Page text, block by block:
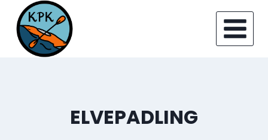
content
ELVEPADLING